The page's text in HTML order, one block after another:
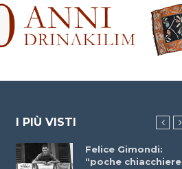
I PIÙ VISTI
Felice Gimondi:
“poche chiacchiere